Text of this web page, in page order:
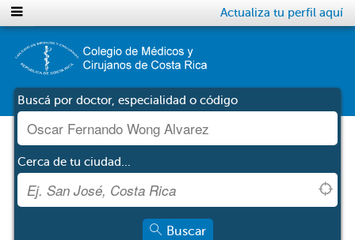
Actualiza tu perfil aquí
Buscá por doctor, especialidad o código
Cerca de tu ciudad...
Buscar